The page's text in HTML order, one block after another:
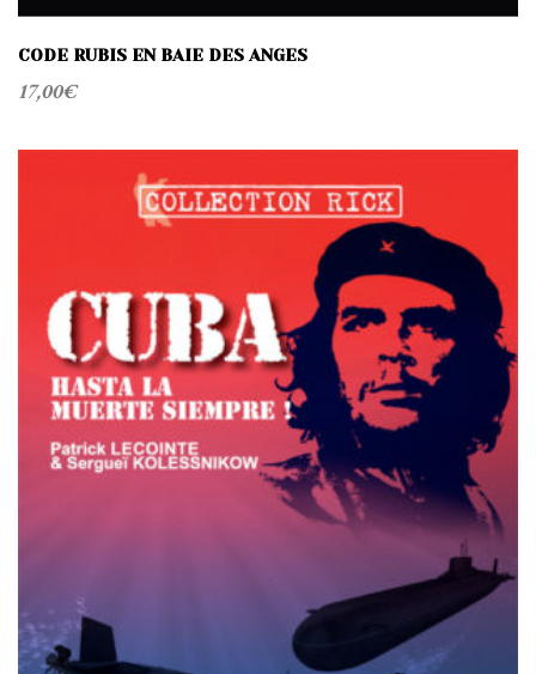
CODE RUBIS EN BAIE DES ANGES
17,00€